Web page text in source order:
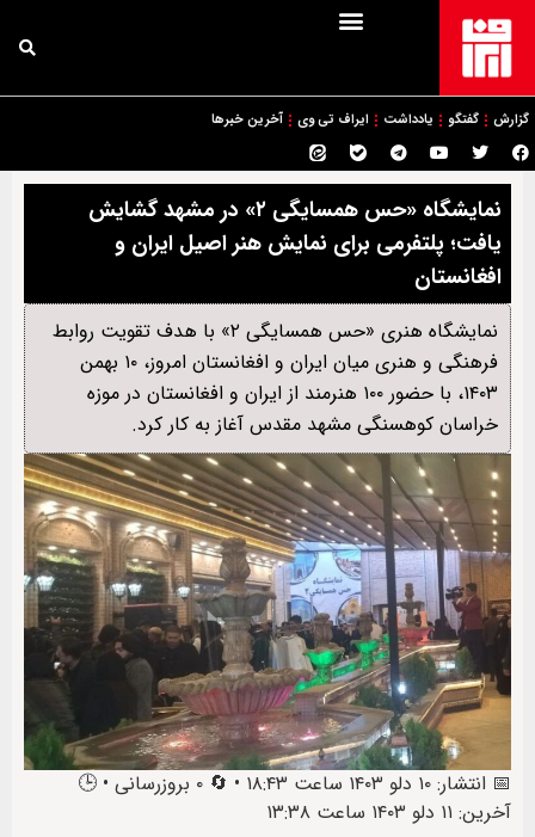
گزارش گفتگو یادداشت ایراف تی وی آخرین خبرها
نمایشگاه «حس همسایگی ۲» در مشهد گشایش
یافت؛ پلتفرمی برای نمایش هنر اصیل ایران و
افغانستان
نمایشگاه هنری «حس همسایگی ۲» با هدف تقویت روابط
فرهنگی و هنری میان ایران و افغانستان امروز، ۱۰ بهمن
۱۴۰۳، با حضور ۱۰۰ هنرمند از ایران و افغانستان در موزه
خراسان کوهسنگی مشهد مقدس آغاز به کار کرد.
📅 انتشار: ۱۰ دلو ۱۴۰۳ ساعت ۱۸:۴۳ • 🔄 ۰ بروزرسانی • 🕒
آخرین: ۱۱ دلو ۱۴۰۳ ساعت ۱۳:۳۸